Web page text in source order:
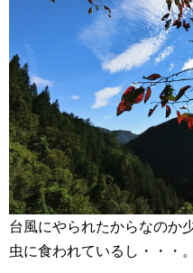
台風にやられたからなのか
虫に食われているし・・・。